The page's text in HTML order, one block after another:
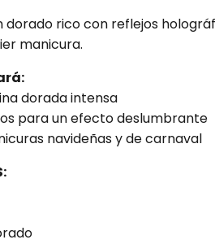
dorado rico con reflejos
manicura.
dorada intensa
para un efecto deslumbrante
navideñas y de carnaval